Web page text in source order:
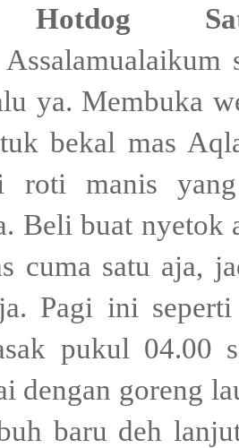
Hotdog
Assalamualaikum
ya. Membuka
bekal mas
roti manis
Beli buat nyetok
cuma satu aja,
Pagi ini
pukul 04.00
dengan goreng
baru deh